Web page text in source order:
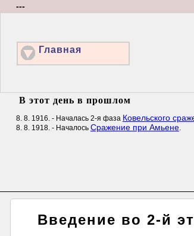
---
Главная
В этот день в прошлом
8. 8. 1916. - Началась 2-я фаза Ковельского
8. 8. 1918. - Началось Сражение при Амьене.
Введение во 2-й